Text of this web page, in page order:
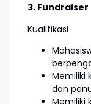
3. Fundraiser
Kualifikasi
Memiliki
dan
Memiliki